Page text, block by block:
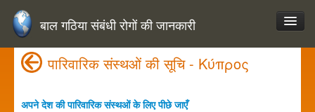
बाल गठिया संबंधी रोगों की जानकारी
पारिवारिक संस्थओं की सूचि - Κύπρος
अपने देश की पारिवारिक संस्थओं के लिए पीछे जाएँ